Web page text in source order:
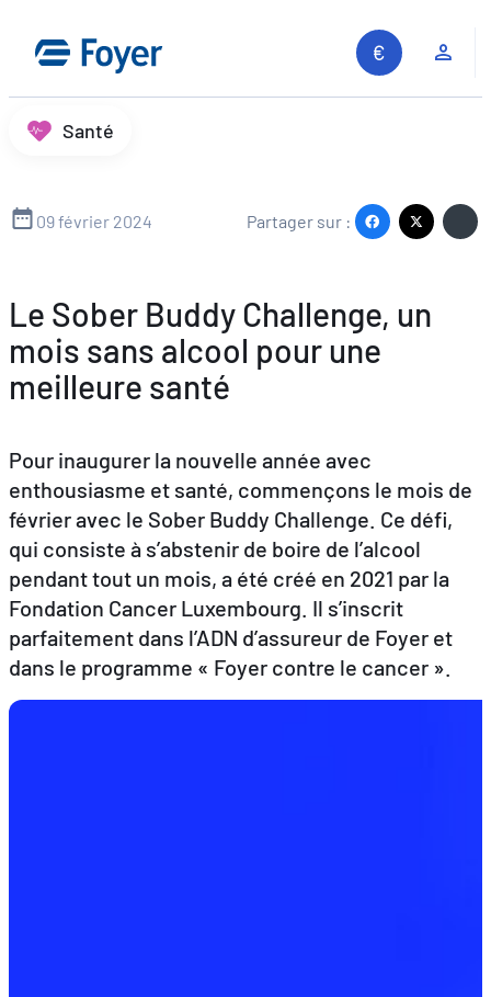
contenu
Recherche sur le site
FRENDE
Santé
09 février 2024 Partager sur :
Le Sober Buddy Challenge, un
mois sans alcool pour une
meilleure santé
Pour inaugurer la nouvelle année avec
enthousiasme et santé, commençons le mois de
février avec le Sober Buddy Challenge. Ce défi,
qui consiste à s’abstenir de boire de l’alcool
pendant tout un mois, a été créé en 2021 par la
Fondation Cancer Luxembourg. Il s’inscrit
parfaitement dans l’ADN d’assureur de Foyer et
dans le programme « Foyer contre le cancer ».